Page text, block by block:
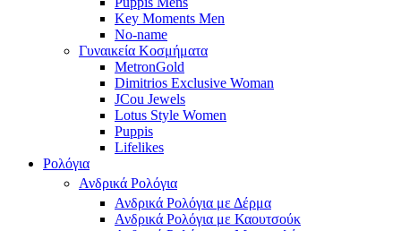
Key Moments Men
No-name
Γυναικεία Κοσμήματα
MetronGold
Dimitrios Exclusive Woman
JCou Jewels
Lotus Style Women
Puppis
Lifelikes
Ρολόγια
Ανδρικά Ρολόγια
Ανδρικά Ρολόγια με Δέρμα
Ανδρικά Ρολόγια με Καουτσούκ